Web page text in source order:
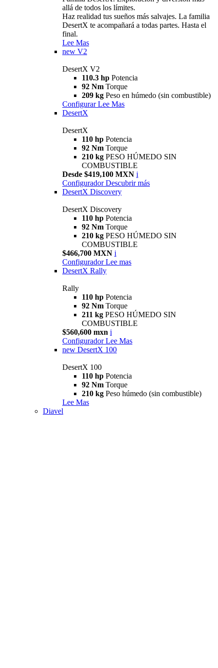
allá de todos los límites.
Haz realidad tus sueños más salvajes. La familia
DesertX te acompañará a todas partes. Hasta el
final.
Lee Mas
new V2
DesertX V2
110.3 hp Potencia
92 Nm Torque
209 kg Peso en húmedo (sin combustible)
Configurar Lee Mas
DesertX
DesertX
110 hp Potencia
92 Nm Torque
210 kg PESO HÚMEDO SIN
COMBUSTIBLE
Desde $419,100 MXN i
Configurador Descubrir más
DesertX Discovery
DesertX Discovery
110 hp Potencia
92 Nm Torque
210 kg PESO HÚMEDO SIN
COMBUSTIBLE
$466,700 MXN i
Configurador Lee mas
DesertX Rally
Rally
110 hp Potencia
92 Nm Torque
211 kg PESO HÚMEDO SIN
COMBUSTIBLE
$560,600 mxn i
Configurador Lee Mas
new DesertX 100
DesertX 100
110 hp Potencia
92 Nm Torque
210 kg Peso húmedo (sin combustible)
Lee Mas
Diavel